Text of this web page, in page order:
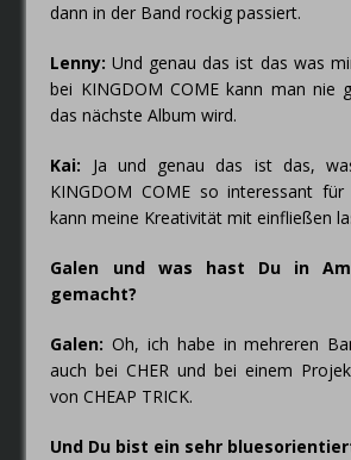
dann in der Band rockig passiert.
Lenny: Und genau das ist das was
bei KINGDOM COME kann man nie
das nächste Album wird.
Kai: Ja und genau das ist das,
KINGDOM COME so interessant
kann meine Kreativität mit einfließen
Galen und was hast Du in
gemacht?
Galen: Oh, ich habe in mehreren
auch bei CHER und bei einem
von CHEAP TRICK.
Und Du bist ein sehr